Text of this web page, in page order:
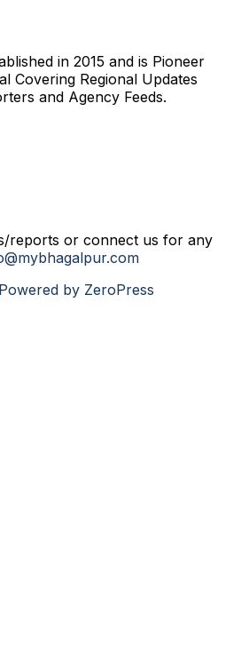
in 2015 and is Pioneer
Covering Regional Updates
and Agency Feeds.
reports or connect us for any
Powered by ZeroPress